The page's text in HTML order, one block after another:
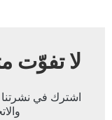
لا تفوّت
اشترك في نشرتنا